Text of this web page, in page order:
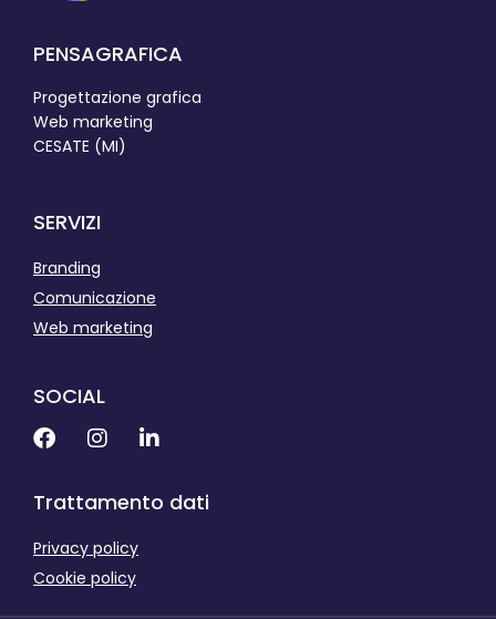
PENSAGRAFICA
Progettazione grafica
Web marketing
CESATE (MI)
SERVIZI
Branding
Comunicazione
Web marketing
SOCIAL
Trattamento dati
Privacy policy
Cookie policy